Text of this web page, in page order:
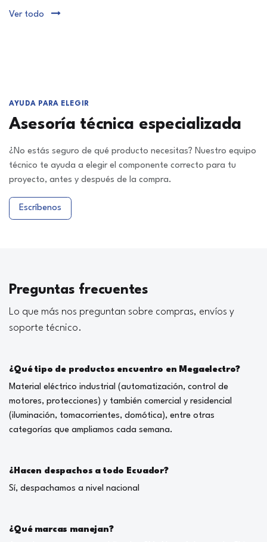
Ver todo
AYUDA PARA ELEGIR
Asesoría técnica especializada
¿No estás seguro de qué producto necesitas? Nuestro equipo
técnico te ayuda a elegir el componente correcto para tu
proyecto, antes y después de la compra.
Escríbenos
Preguntas frecuentes
Lo que más nos preguntan sobre compras, envíos y
soporte técnico.
¿Qué tipo de productos encuentro en Megaelectro?
Material eléctrico industrial (automatización, control de
motores, protecciones) y también comercial y residencial
(iluminación, tomacorrientes, domótica), entre otras
categorías que ampliamos cada semana.
¿Hacen despachos a todo Ecuador?
Sí, despachamos a nivel nacional
¿Qué marcas manejan?